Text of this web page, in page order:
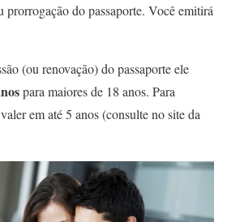
prorrogação do passaporte. Você emitirá
(ou renovação) do passaporte ele
para maiores de 18 anos. Para
em até 5 anos (consulte no site da